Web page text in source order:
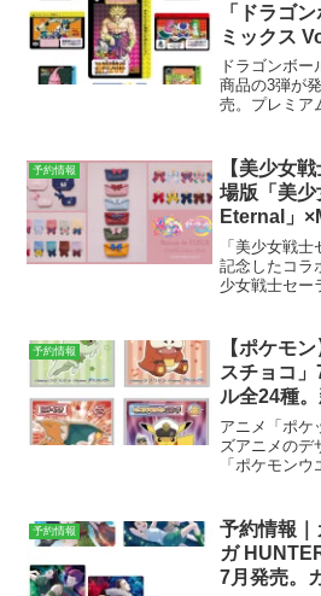
「ドラゴ
ミックス
下ろしホ
ド+特製ス
ドラゴンボ
商品の3弾が
売。プレミア
付中です。
ミックス
社・東映ア
予約情報
【美少女
場版「美
Eternal」
日2022年
始！
「美少女戦
記念したコラ
少女戦士セー
×Maison de
2022年2月
「美少女戦
予約情報
【ポケモ
スチョコ
ル全24種
アル。
アニメ「ポケ
ズアニメのデ
「ポケモン
ポケモンウ
Creatures・
ShoPro･JR
予約情報
予約情報｜
ガ
7月発売。